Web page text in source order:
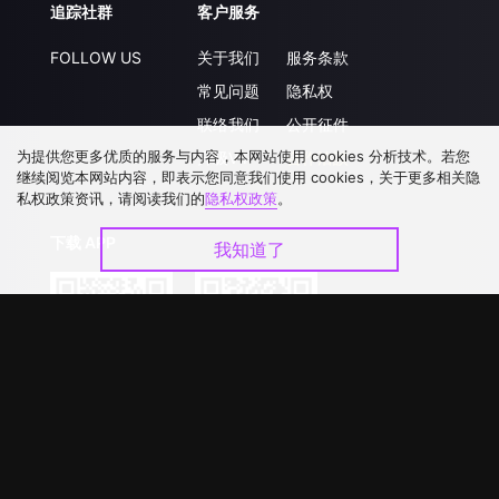
追踪社群
FOLLOW US
客户服务
关于我们
常见问题
联络我们
升级VIP
服务条款
隐私权
公开征件
合作洽談
为提供您更多优质的服务与内容，本网站使用 cookies 分析技术。若您
继续阅览本网站内容，即表示您同意我们使用 cookies，关于更多相关隐
私权政策资讯，请阅读我们的隐私权政策。
我知道了